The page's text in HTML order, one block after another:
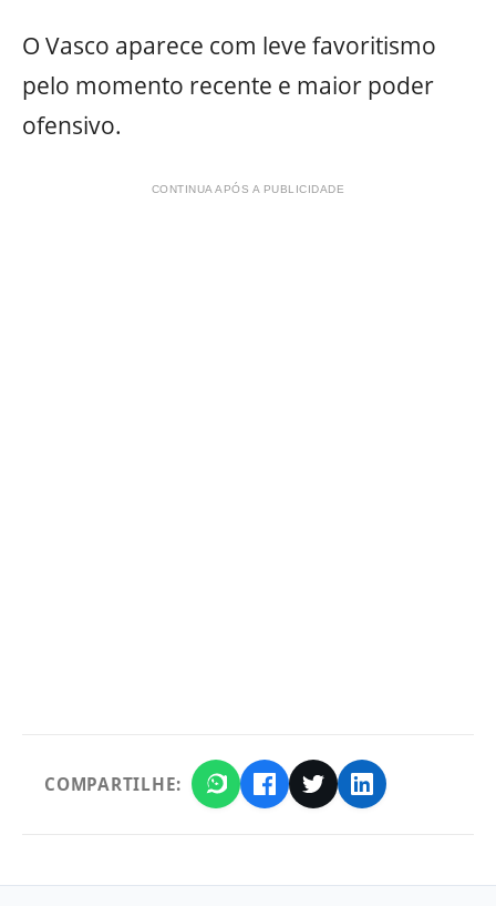
O Vasco aparece com leve favoritismo
pelo momento recente e maior poder
ofensivo.
CONTINUA APÓS A PUBLICIDADE
COMPARTILHE: